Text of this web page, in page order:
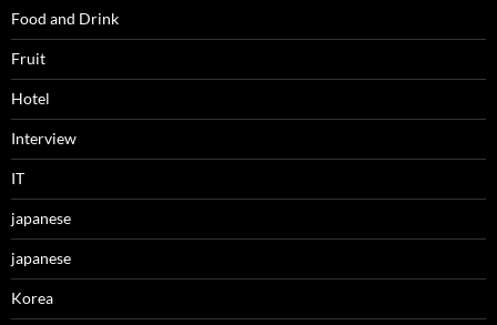
Food and Drink
Fruit
Hotel
Interview
IT
japanese
japanese
Korea